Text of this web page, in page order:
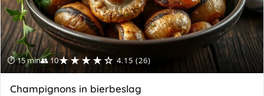
⏱ 15 min👥 10★★★★☆ 4.15 (26)
Champignons in bierbeslag